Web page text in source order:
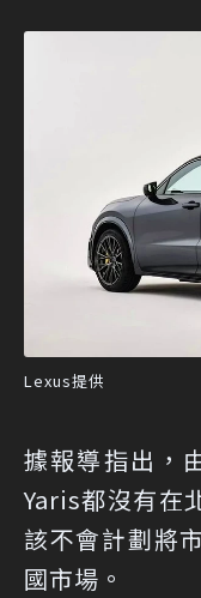
Lexus提供
據報導指出，
Yaris都沒有在
該不會計劃將
國市場。